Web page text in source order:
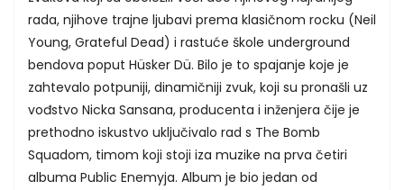
rada, njihove trajne ljubavi prema klasičnom rocku (Neil
Young, Grateful Dead) i rastuće škole underground
bendova poput Hüsker Dü. Bilo je to spajanje koje je
zahtevalo potpuniji, dinamičniji zvuk, koji su pronašli uz
vođstvo Nicka Sansana, producenta i inženjera čije je
prethodno iskustvo uključivalo rad s The Bomb
Squadom, timom koji stoji iza muzike na prva četiri
albuma Public Enemyja. Album je bio jedan od